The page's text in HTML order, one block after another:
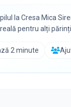
la Cresa Mica
pentru alți părinți.
2 minute